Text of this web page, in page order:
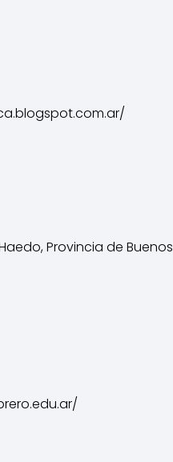
Provincia de Buenos